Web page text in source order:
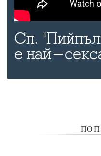
Сп.
е най-